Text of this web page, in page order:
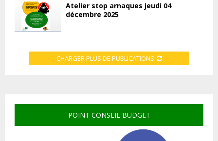
Atelier stop arnaques jeudi 04
décembre 2025
CHARGER PLUS DE PUBLICATIONS
POINT CONSEIL BUDGET